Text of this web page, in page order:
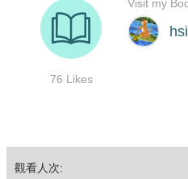
觀看人次: